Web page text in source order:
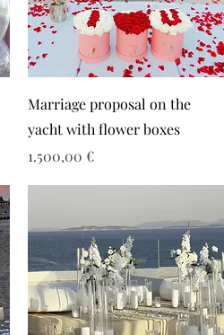
Marriage proposal on the
yacht with flower boxes
Τιμή
1.500,00 €